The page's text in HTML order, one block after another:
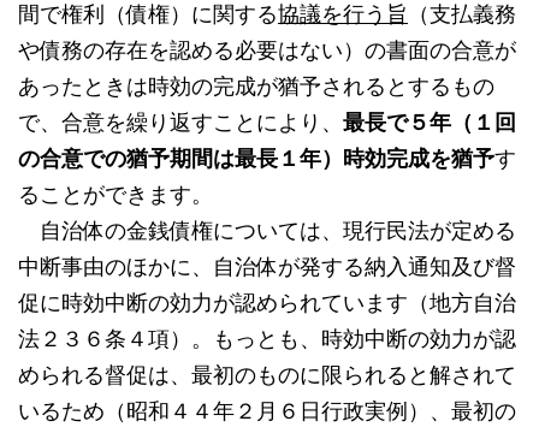
間で権利（債権）に関する協議を行う旨 （支払義務
や債務の存在を認める必要はない）の書面の合意が
あったときは時効の完成が猶予されるとするもの
で、合意を繰り返すことにより、 最長で５年（１回
の合意での猶予期間は最長１年）時効完成を猶予す
ることができます。
自治体の金銭債権については、現行民法が定める
中断事由のほかに、自治体が発する納入通知及び督
促に時効中断の効力が認められています（地方自治
法２３６条４項）。もっとも、時効中断の効力が認
められる督促は、最初のものに限られると解されて
いるため（昭和４４年２月６日行政実例）、最初の